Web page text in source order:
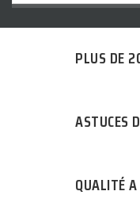
PLUS DE
ASTUCES
QUALITÉ